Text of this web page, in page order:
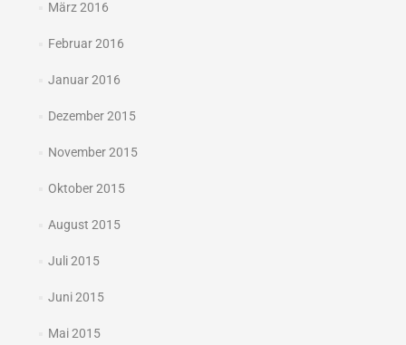
März 2016
Februar 2016
Januar 2016
Dezember 2015
November 2015
Oktober 2015
August 2015
Juli 2015
Juni 2015
Mai 2015